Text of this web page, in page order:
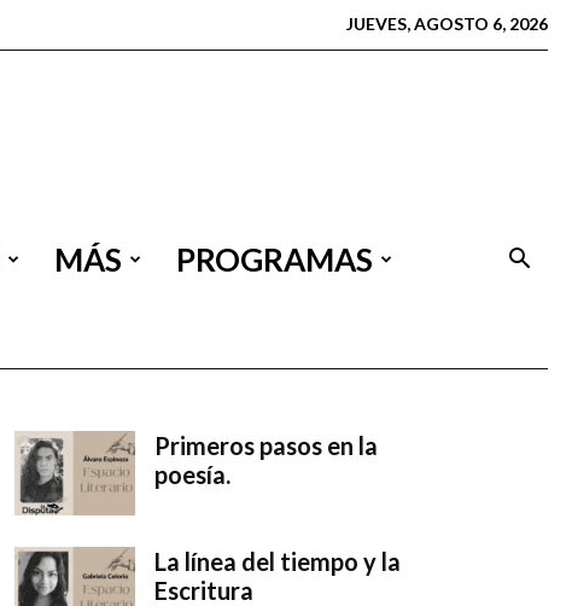
JUEVES, AGOSTO 6, 2026
MÁS
PROGRAMAS
Primeros pasos en la
poesía.
La línea del tiempo y la
Escritura